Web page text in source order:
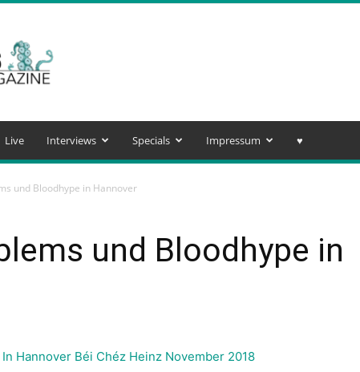
Live Interviews Specials Impressum ♥️
und Bloodhype in Hannover
und Bloodhype in